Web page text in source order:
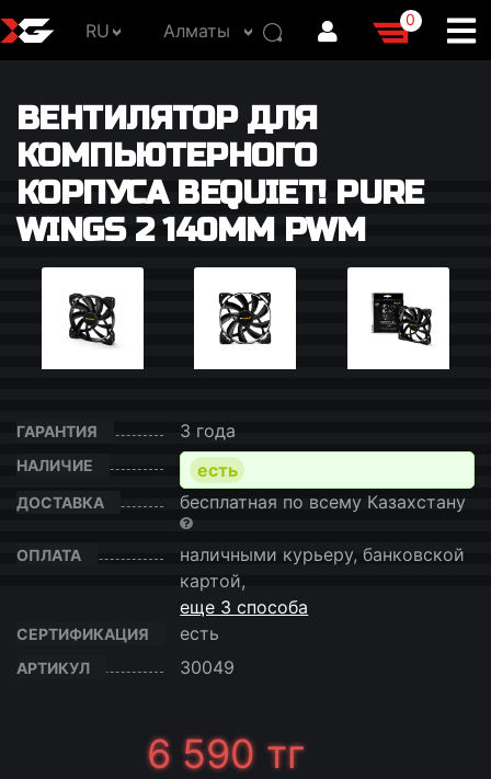
RU Алматы
0
ВЕНТИЛЯТОР ДЛЯ
КОМПЬЮТЕРНОГО
КОРПУСА BEQUIET! PURE
WINGS 2 140MM PWM
ГАРАНТИЯ 3 года
НАЛИЧИЕ есть
ДОСТАВКА бесплатная по всему Казахстану
ОПЛАТА
наличными курьеру, банковской
картой,
еще 3 способа
СЕРТИФИКАЦИЯ есть
АРТИКУЛ 30049
6 590 тг